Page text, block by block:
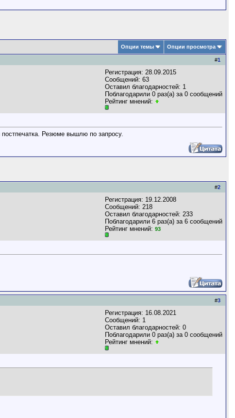
Опции темы Опции просмотра
#1
Регистрация: 28.09.2015
Сообщений: 63
Оставил благодарностей: 1
Поблагодарили 0 раз(а) за 0 сообщений
Рейтинг мнений:
Резюме вышлю по запросу.
#2
Регистрация: 19.12.2008
Сообщений: 218
Оставил благодарностей: 233
Поблагодарили 6 раз(а) за 6 сообщений
Рейтинг мнений: 93
#3
Регистрация: 16.08.2021
Сообщений: 1
Оставил благодарностей: 0
Поблагодарили 0 раз(а) за 0 сообщений
Рейтинг мнений: